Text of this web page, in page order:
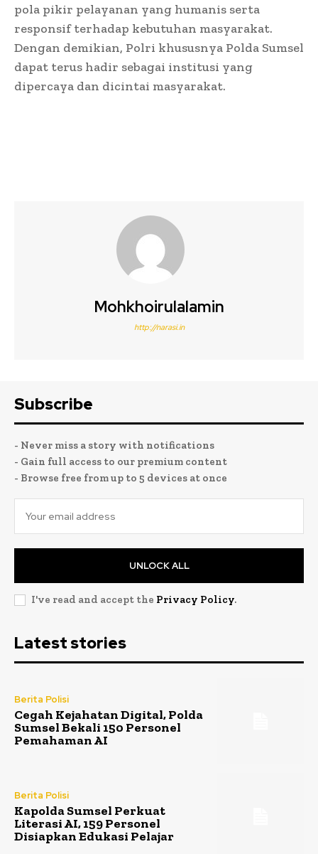
pola pikir pelayanan yang humanis serta
responsif terhadap kebutuhan masyarakat.
Dengan demikian, Polri khususnya Polda Sumsel
dapat terus hadir sebagai institusi yang
dipercaya dan dicintai masyarakat.
Mohkhoirulalamin
http://narasi.in
Subscribe
- Never miss a story with notifications
- Gain full access to our premium content
- Browse free from up to 5 devices at once
UNLOCK ALL
I've read and accept the Privacy Policy.
Latest stories
Berita Polisi
Cegah Kejahatan Digital, Polda
Sumsel Bekali 150 Personel
Pemahaman AI
Berita Polisi
Kapolda Sumsel Perkuat
Literasi AI, 159 Personel
Disiapkan Edukasi Pelajar